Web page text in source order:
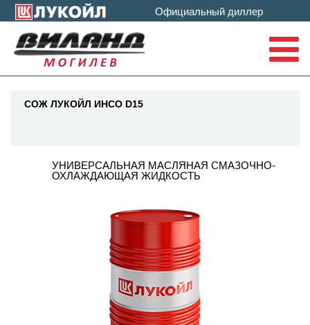
Официальный диллер
СОЖ ЛУКОЙЛ ИНСО D15
УНИВЕРСАЛЬНАЯ МАСЛЯНАЯ СМАЗОЧНО-
ОХЛАЖДАЮЩАЯ ЖИДКОСТЬ